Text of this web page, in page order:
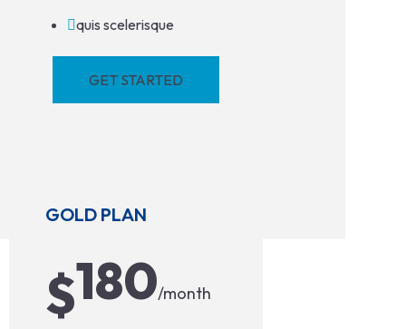
quis scelerisque
GET STARTED
GOLD PLAN
$180/month